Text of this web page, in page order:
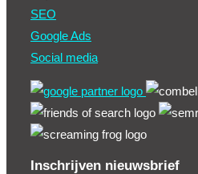
SEO
Google Ads
Social media
Inschrijven nieuwsbrief